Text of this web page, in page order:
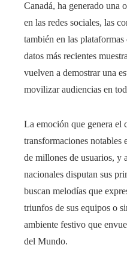
Canadá, ha generado una
en las redes sociales, las
también en las
datos más recientes
vuelven a demostrar una
movilizar audiencias en
La emoción que genera el
transformaciones notables
de millones de usuarios, y
nacionales disputan sus
buscan melodías que
triunfos de sus equipos o
ambiente festivo que
del Mundo.